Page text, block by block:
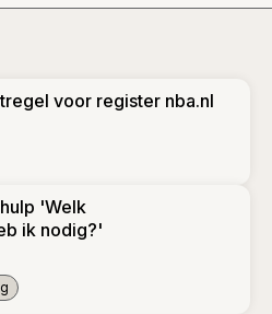
voor register nba.nl
'Welk
ik nodig?'